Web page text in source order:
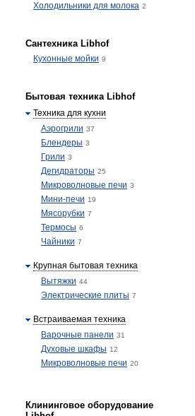
Холодильники для молока 2
Сантехника Libhof
Кухонные мойки 9
Бытовая техника Libhof
Техника для кухни
Аэрогрили 37
Блендеры 3
Грили 3
Дегидраторы 25
Микроволновые печи 3
Мини-печи 19
Мясорубки 7
Термосы 6
Чайники 7
Крупная бытовая техника
Вытяжки 44
Электрические плиты 7
Встраиваемая техника
Варочные панели 31
Духовые шкафы 12
Микроволновые печи 20
Клининговое оборудование